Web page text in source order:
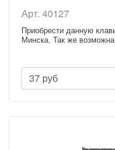
Арт. 40127
Приобрести данную
Минска. Так же
37 руб